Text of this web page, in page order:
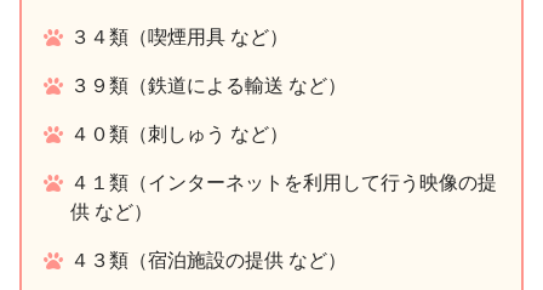
３４類（喫煙用具 など）
３９類（鉄道による輸送 など）
４０類（刺しゅう など）
４１類（インターネットを利用して行う映像の提
供 など）
４３類（宿泊施設の提供 など）